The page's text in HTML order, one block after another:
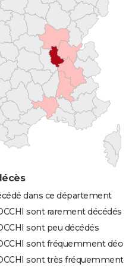
dans ce département
sont rarement décédés
sont peu décédés
sont fréquemment
sont très fréquemment